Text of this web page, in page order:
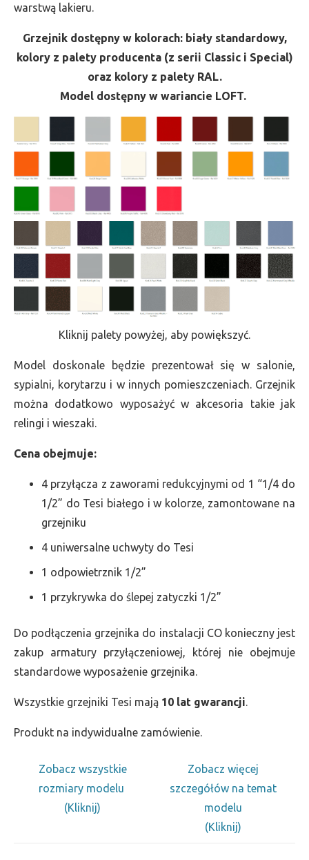
warstwą lakieru.
Grzejnik dostępny w kolorach: biały standardowy,
kolory z palety producenta (z serii Classic i Special)
oraz kolory z palety RAL.
Model dostępny w wariancie LOFT.
Kliknij palety powyżej, aby powiększyć.
Model doskonale będzie prezentował się w salonie,
sypialni, korytarzu i w innych pomieszczeniach. Grzejnik
można dodatkowo wyposażyć w akcesoria takie jak
relingi i wieszaki.
Cena obejmuje:
4 przyłącza z zaworami redukcyjnymi od 1 “1/4 do
1/2” do Tesi białego i w kolorze, zamontowane na
grzejniku
4 uniwersalne uchwyty do Tesi
1 odpowietrznik 1/2”
1 przykrywka do ślepej zatyczki 1/2”
Do podłączenia grzejnika do instalacji CO konieczny jest
zakup armatury przyłączeniowej, której nie obejmuje
standardowe wyposażenie grzejnika.
Wszystkie grzejniki Tesi mają 10 lat gwarancji.
Produkt na indywidualne zamówienie.
Zobacz wszystkie
rozmiary modelu
(Kliknij)
Zobacz więcej
szczegółów na temat
modelu
(Kliknij)